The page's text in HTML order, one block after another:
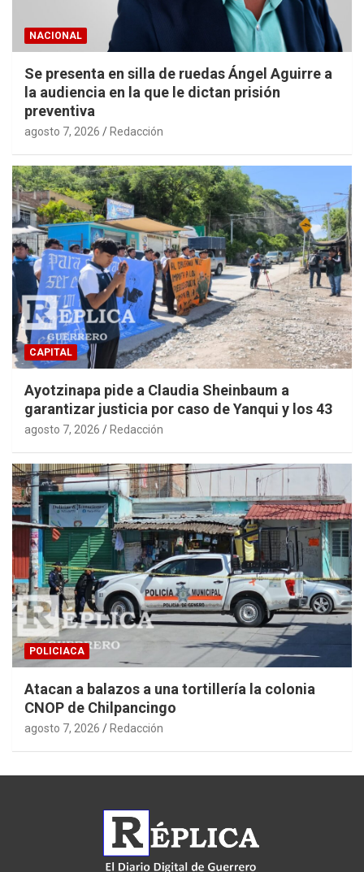
NACIONAL
Se presenta en silla de ruedas Ángel Aguirre a
la audiencia en la que le dictan prisión
preventiva
agosto 7, 2026 Redacción
CAPITAL
Ayotzinapa pide a Claudia Sheinbaum a
garantizar justicia por caso de Yanqui y los 43
agosto 7, 2026 Redacción
POLICIACA
Atacan a balazos a una tortillería la colonia
CNOP de Chilpancingo
agosto 7, 2026 Redacción